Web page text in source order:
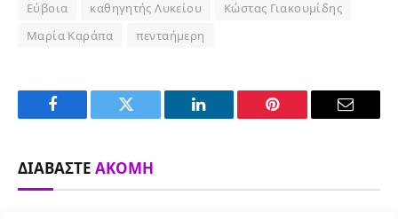
Εύβοια
καθηγητής Λυκείου
Κώστας Γιακουμίδης
Μαρία Καράπα
πενταήμερη
Facebook Twitter LinkedIn Pinterest Email
ΔΙΑΒΆΣΤΕ ΑΚΌΜΗ